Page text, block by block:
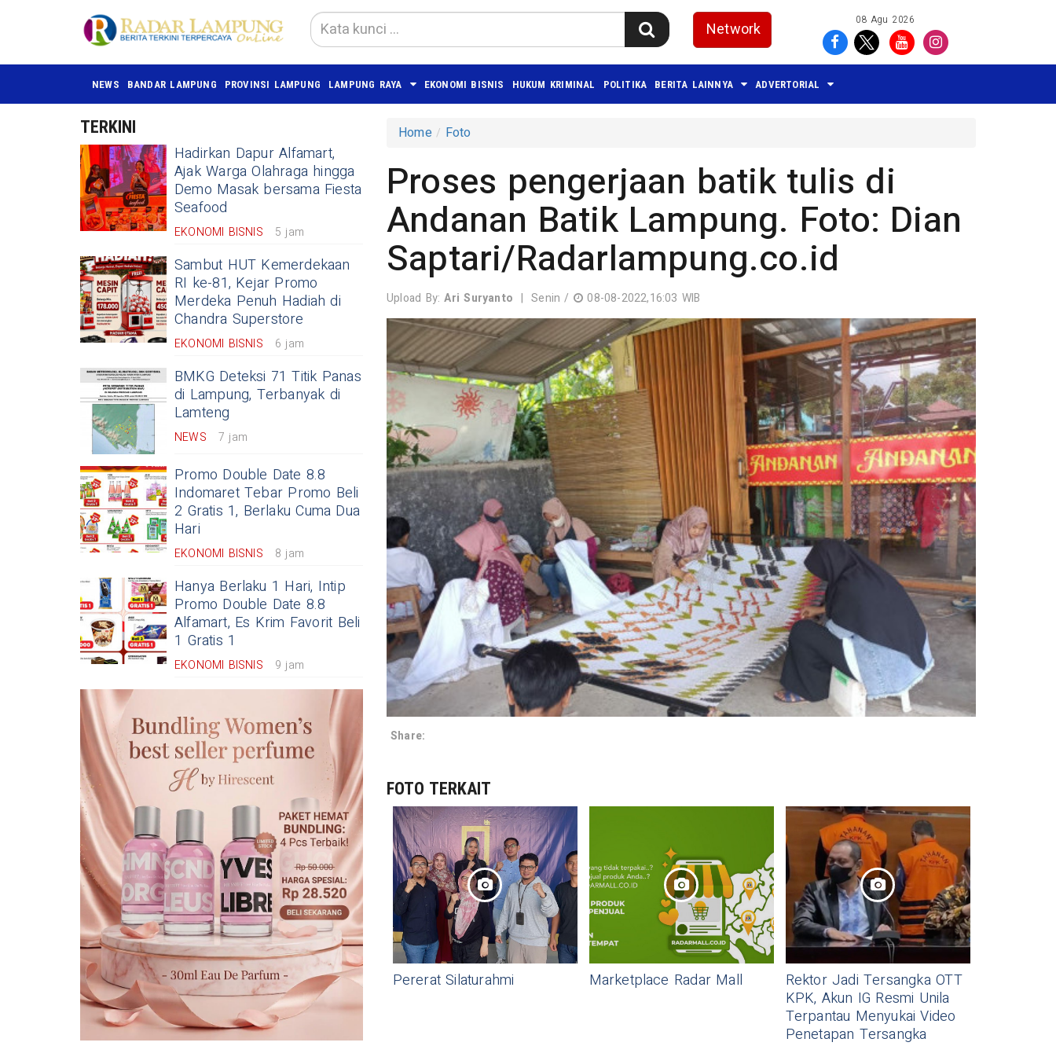
Network 08 Agu 2026
NEWS BANDAR LAMPUNG PROVINSI LAMPUNG LAMPUNG RAYA EKONOMI BISNIS HUKUM KRIMINAL POLITIKA BERITA LAINNYA ADVERTORIAL
TERKINI
Hadirkan Dapur Alfamart,
Ajak Warga Olahraga hingga
Demo Masak bersama Fiesta
Seafood
EKONOMI BISNIS 5 jam
Sambut HUT Kemerdekaan
RI ke-81, Kejar Promo
Merdeka Penuh Hadiah di
Chandra Superstore
EKONOMI BISNIS 6 jam
BMKG Deteksi 71 Titik Panas
di Lampung, Terbanyak di
Lamteng
NEWS 7 jam
Promo Double Date 8.8
Indomaret Tebar Promo Beli
2 Gratis 1, Berlaku Cuma Dua
Hari
EKONOMI BISNIS 8 jam
Hanya Berlaku 1 Hari, Intip
Promo Double Date 8.8
Alfamart, Es Krim Favorit Beli
1 Gratis 1
EKONOMI BISNIS 9 jam
Home Foto
Proses pengerjaan batik tulis di
Andanan Batik Lampung. Foto: Dian
Saptari/Radarlampung.co.id
Upload By:Ari Suryanto | Senin / 08-08-2022,16:03 WIB
Share:
FOTO TERKAIT
Pererat Silaturahmi Marketplace Radar Mall
Rektor Jadi Tersangka OTT
KPK, Akun IG Resmi Unila
Terpantau Menyukai Video
Penetapan Tersangka